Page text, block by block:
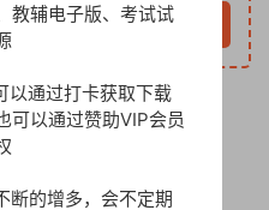
买
教辅电子版、考试试
以通过打卡获取下载
可以通过赞助VIP会员
断的增多，会不定期